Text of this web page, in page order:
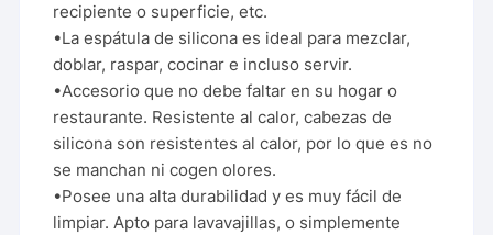
recipiente o superficie, etc.
•La espátula de silicona es ideal para mezclar,
doblar, raspar, cocinar e incluso servir.
•Accesorio que no debe faltar en su hogar o
restaurante. Resistente al calor, cabezas de
silicona son resistentes al calor, por lo que es no
se manchan ni cogen olores.
•Posee una alta durabilidad y es muy fácil de
limpiar. Apto para lavavajillas, o simplemente